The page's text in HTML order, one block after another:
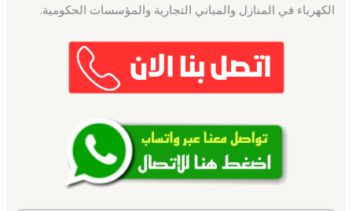
الكهرباء في المنازل والمباني التجارية والمؤسسات الحكومية.